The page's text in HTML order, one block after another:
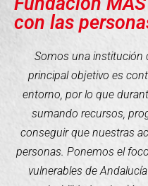
con las
Somos una institución
principal objetivo es
entorno, por lo que
sumando recursos,
conseguir que nuestras
personas. Ponemos el
vulnerables de